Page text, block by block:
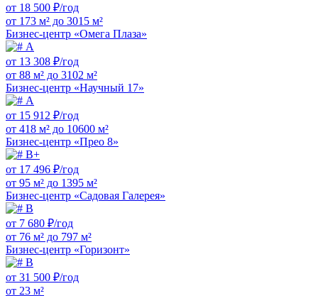
от 18 500 ₽/год
от 173 м² до 3015 м²
Бизнес-центр «Омега Плаза»
А
от 13 308 ₽/год
от 88 м² до 3102 м²
Бизнес-центр «Научный 17»
А
от 15 912 ₽/год
от 418 м² до 10600 м²
Бизнес-центр «Прео 8»
B+
от 17 496 ₽/год
от 95 м² до 1395 м²
Бизнес-центр «Садовая Галерея»
B
от 7 680 ₽/год
от 76 м² до 797 м²
Бизнес-центр «Горизонт»
B
от 31 500 ₽/год
от 23 м²